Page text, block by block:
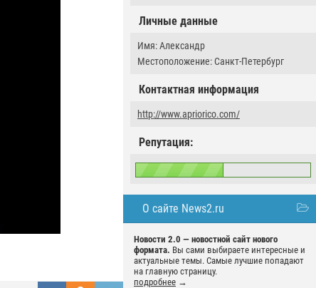
Личные данные
Имя: Александр
Местоположение: Санкт-Петербург
Контактная информация
http://www.apriorico.com/
Репутация:
О сайте News2.ru
Новости 2.0 — новостной сайт нового
формата. Вы сами выбираете интересные и
актуальные темы. Самые лучшие попадают
на главную страницу.
подробнее →